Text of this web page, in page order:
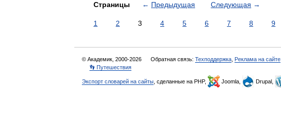
Страницы ← Предыдущая Следующая →
1 2 3 4 5 6 7 8 9
© Академик, 2000-2026 Обратная связь: Техподдержка Реклама на сайте
👣 Путешествия
Экспорт словарей на сайты , сделанные на PHP, Joomla, Drupal,